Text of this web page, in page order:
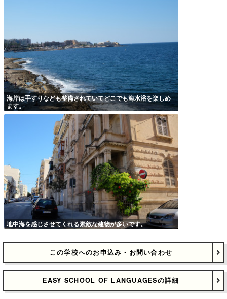
海岸は手すりなども整備されていてどこでも海水浴を楽しめ
ます。
地中海を感じさせてくれる素敵な建物が多いです。
この学校へのお申込み・お問い合わせ
EASY SCHOOL OF LANGUAGESの詳細